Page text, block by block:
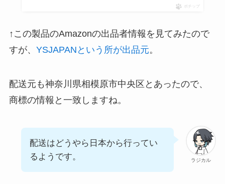
ポチップ
↑この製品のAmazonの出品者情報を見てみたので
すが、 YSJAPANという所が出品元。
配送元も神奈川県相模原市中央区とあったので、
商標の情報と一致しますね。
ラジカル
配送はどうやら日本から行ってい
るようです。